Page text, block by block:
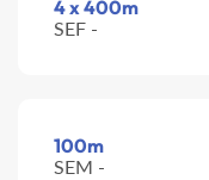
4 x 400m
SEF -
100m
SEM -